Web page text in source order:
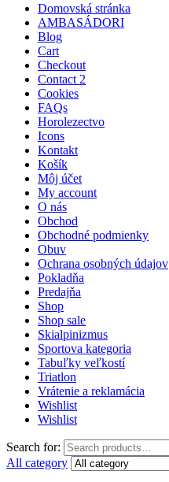
Domovská stránka
AMBASÁDORI
Blog
Cart
Checkout
Contact 2
Cookies
FAQs
Horolezectvo
Icons
Kontakt
Košík
Môj účet
My account
O nás
Obchod
Obchodné podmienky
Obuv
Ochrana osobných údajov
Pokladňa
Predajňa
Shop
Shop sale
Skialpinizmus
Sportova kategoria
Tabuľky veľkostí
Triatlon
Vrátenie a reklamácia
Wishlist
Wishlist
Search for:
All category